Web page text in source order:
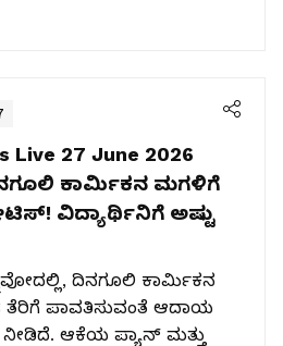
Live 27 June 2026
ಕಾರ್ಮಿಕನ ಮಗಳಿಗೆ
ವಿದ್ಯಾರ್ಥಿನಿಗೆ ಅಷ್ಟು
ದಿನಗೂಲಿ ಕಾರ್ಮಿಕನ
ಪಾವತಿಸುವಂತೆ ಆದಾಯ
ಆಕೆಯ ಪ್ಯಾನ್ ಮತ್ತು